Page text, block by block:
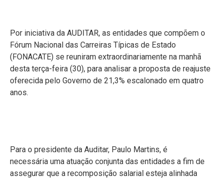
Por iniciativa da AUDITAR, as entidades que compõem o
Fórum Nacional das Carreiras Típicas de Estado
(FONACATE) se reuniram extraordinariamente na manhã
desta terça-feira (30), para analisar a proposta de reajuste
oferecida pelo Governo de 21,3% escalonado em quatro
anos.
Para o presidente da Auditar, Paulo Martins, é
necessária uma atuação conjunta das entidades a fim de
assegurar que a recomposição salarial esteja alinhada